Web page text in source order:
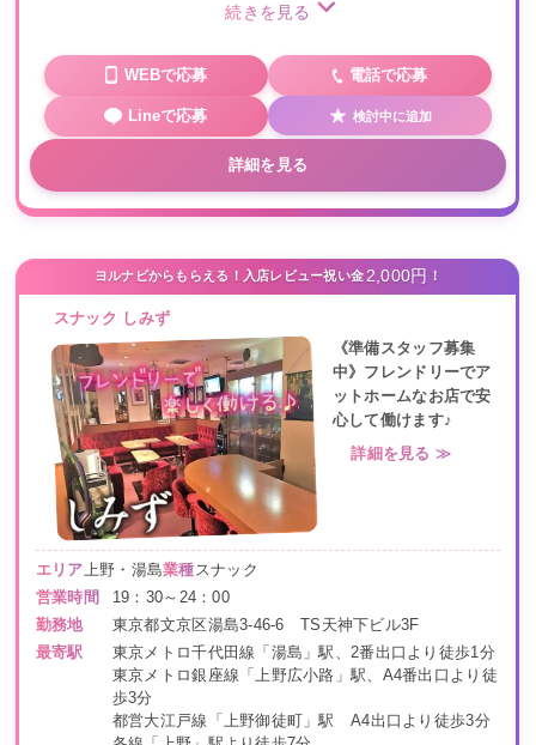
続きを見る
WEBで応募 電話で応募
Lineで応募 検討中に追加
詳細を見る
ヨルナビからもらえる！入店レビュー祝い金 2,000円 ！
スナック しみず
《準備スタッフ募集
中》フレンドリーでア
ットホームなお店で安
心して働けます♪
詳細を見る ≫
エリア 上野・湯島業種 スナック
営業時間
19：30～24：00
勤務地
東京都文京区湯島3-46-6 TS天神下ビル3F
最寄駅
東京メトロ千代田線「湯島」駅、2番出口より徒歩1分
東京メトロ銀座線「上野広小路」駅、A4番出口より徒
歩3分
都営大江戸線「上野御徒町」駅 A4出口より徒歩3分